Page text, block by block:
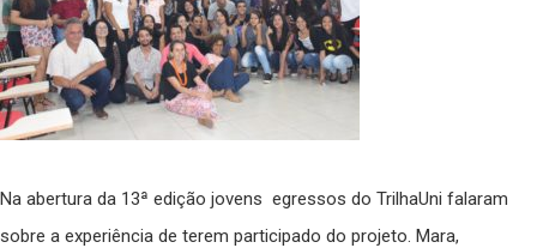
Na abertura da 13ª edição jovens egressos do TrilhaUni falaram
sobre a experiência de terem participado do projeto. Mara,